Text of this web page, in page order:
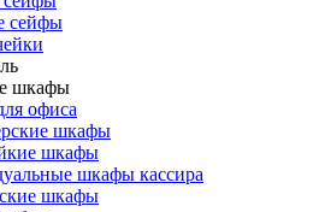
сейфы
шкафы
офиса
шкафы
шкафы
шкафы кассира
шкафы